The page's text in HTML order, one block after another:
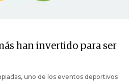
han invertido para ser
uno de los eventos deportivos